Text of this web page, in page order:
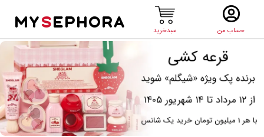
حساب من سبدخرید
MYSEPHORA